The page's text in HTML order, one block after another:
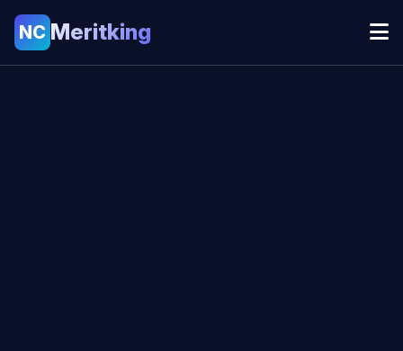
NC Meritking